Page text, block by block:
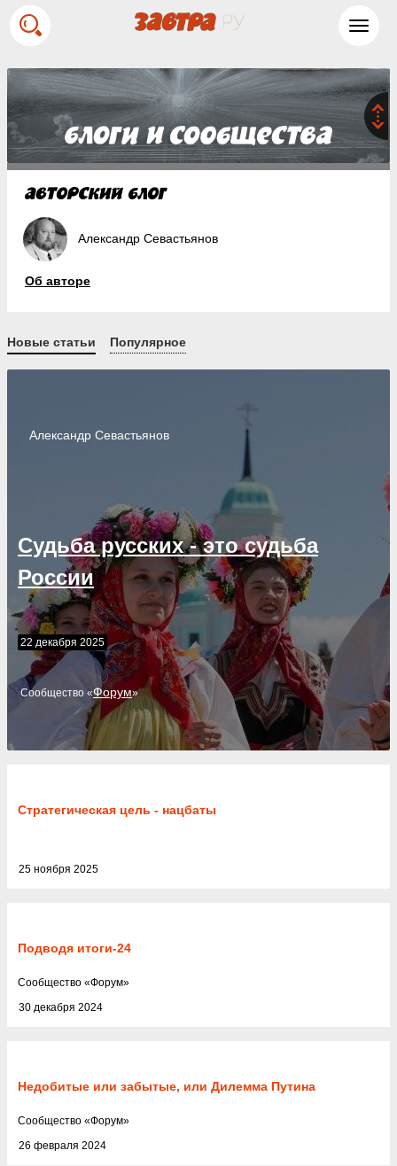
Александр Севастьянов
Об авторе
Новые статьи Популярное
Александр Севастьянов
Cообщество «Форум»
Судьба русских - это судьба
России
22 декабря 2025
Стратегическая цель - нацбаты
25 ноября 2025
Подводя итоги-24
30 декабря 2024
Cообщество «Форум»
Недобитые или забытые, или Дилемма Путина
26 февраля 2024
Cообщество «Форум»